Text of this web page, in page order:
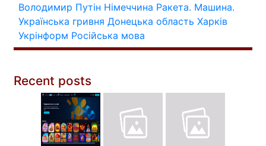
Володимир Путін Німеччина Ракета. Машина.
Українська гривня Донецька область Харків
Укрінформ Російська мова
Recent posts